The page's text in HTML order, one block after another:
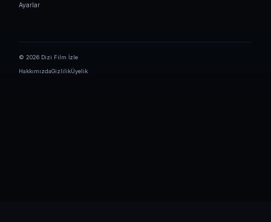
Ayarlar
© 2026 Dizi Film İzle
HakkımızdaGizlilikÜyelik